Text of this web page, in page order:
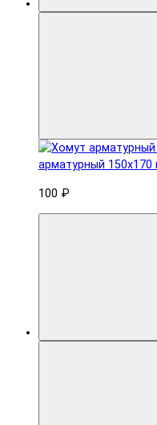
арматурный
100 ₽